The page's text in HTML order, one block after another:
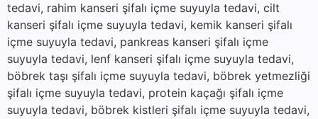
tedavi, rahim kanseri şifalı içme suyuyla tedavi, cilt
kanseri şifalı içme suyuyla tedavi, kemik kanseri şifalı
içme suyuyla tedavi, pankreas kanseri şifalı içme
suyuyla tedavi, lenf kanseri şifalı içme suyuyla tedavi,
böbrek taşı şifalı içme suyuyla tedavi, böbrek yetmezliği
şifalı içme suyuyla tedavi, protein kaçağı şifalı içme
suyuyla tedavi, böbrek kistleri şifalı içme suyuyla tedavi,